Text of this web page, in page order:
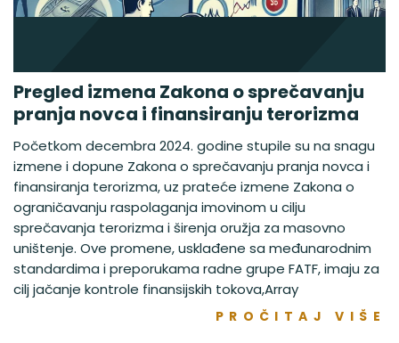
Pregled izmena Zakona o sprečavanju
pranja novca i finansiranju terorizma
Početkom decembra 2024. godine stupile su na snagu
izmene i dopune Zakona o sprečavanju pranja novca i
finansiranja terorizma, uz prateće izmene Zakona o
ograničavanju raspolaganja imovinom u cilju
sprečavanja terorizma i širenja oružja za masovno
uništenje. Ove promene, usklađene sa međunarodnim
standardima i preporukama radne grupe FATF, imaju za
cilj jačanje kontrole finansijskih tokova,Array
PROČITAJ VIŠE